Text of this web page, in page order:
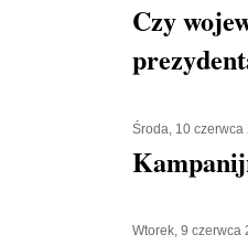
Czy
Środa, 10 czerwca
Wtorek, 9 czerwca